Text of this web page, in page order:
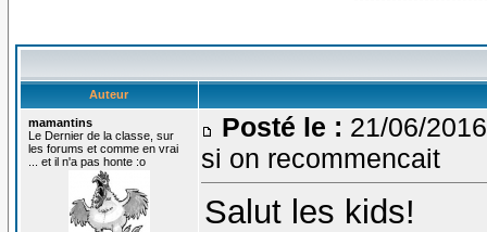
Auteur
mamantins
Le Dernier de la classe, sur
les forums et comme en vrai
... et il n'a pas honte :o
Posté le : 21/06/
si on recommencait
Salut les kids!